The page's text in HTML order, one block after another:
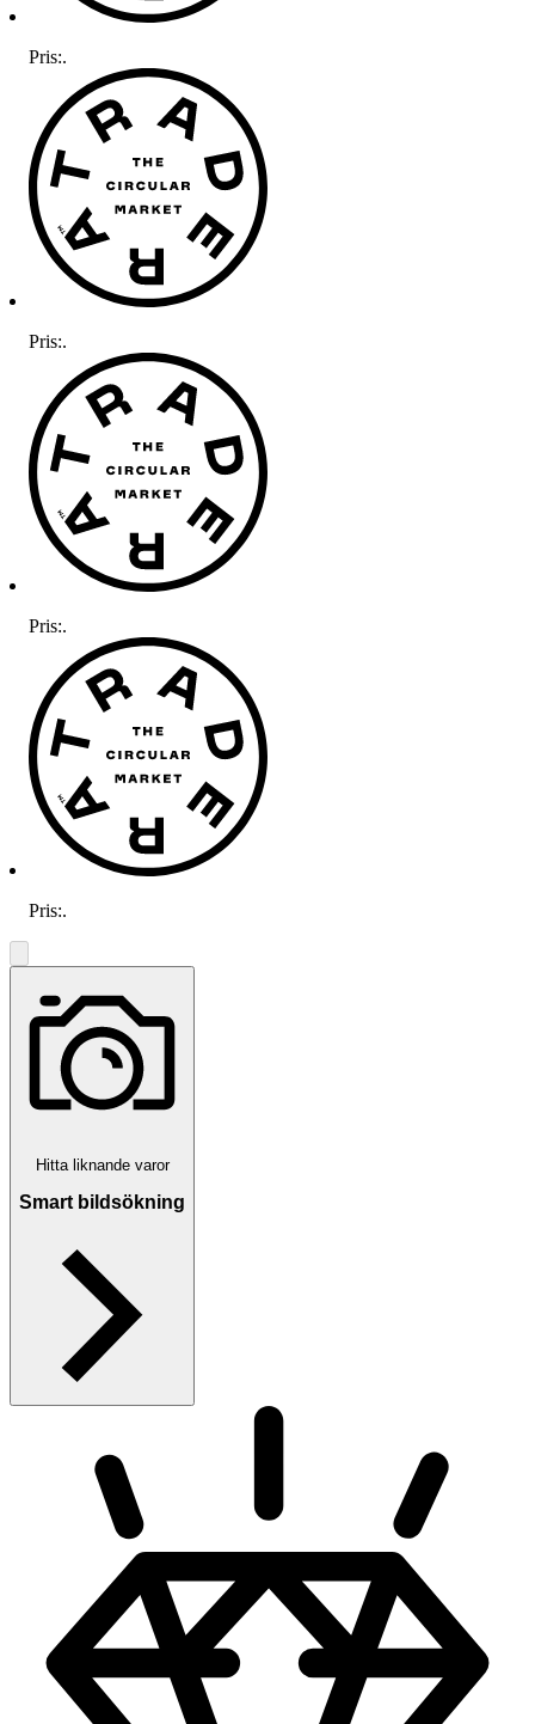
Pris:.
Pris:.
Pris:.
Pris:.
Hitta liknande varor
Smart bildsökning